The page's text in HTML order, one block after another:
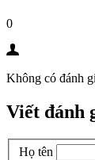
0
Không có đánh
Viết đánh
Họ tên